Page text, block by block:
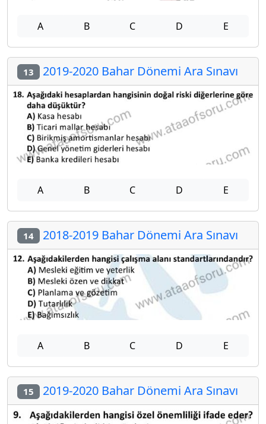
A B C D E
13 2019-2020 Bahar Dönemi Ara Sınavı
A B C D E
14 2018-2019 Bahar Dönemi Ara Sınavı
A B C D E
15 2019-2020 Bahar Dönemi Ara Sınavı